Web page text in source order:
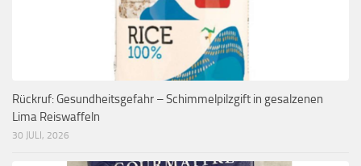
Rückruf: Gesundheitsgefahr – Schimmelpilzgift in gesalzenen
Lima Reiswaffeln
30 JULI, 2026